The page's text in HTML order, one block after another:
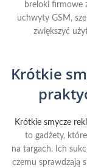
breloki firmowe
uchwyty GSM,
zwiększyć
Krótkie
Krótkie smycze
to gadżety,
na targach. Ich
czemu sprawdzają